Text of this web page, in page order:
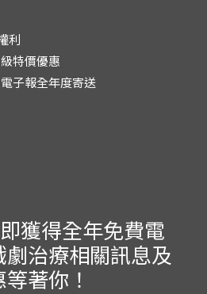
利
特價優惠
子報全年度寄送
獲得全年免費電
治療相關訊息及
著你！